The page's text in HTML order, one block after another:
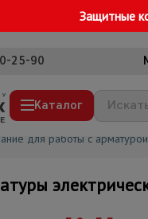
Защитные
25-90
Каталог
для работы с арматурой